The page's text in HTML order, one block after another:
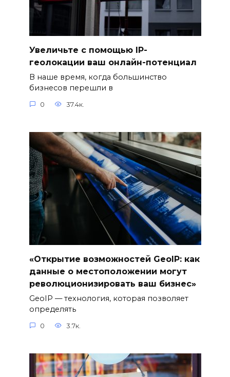
Увеличьте с помощью IP-
геолокации ваш онлайн-потенциал
В наше время, когда большинство
бизнесов перешли в
0 37.4к.
«Открытие возможностей GeoIP: как
данные о местоположении могут
революционизировать ваш бизнес»
GeoIP — технология, которая позволяет
определять
0 3.7к.